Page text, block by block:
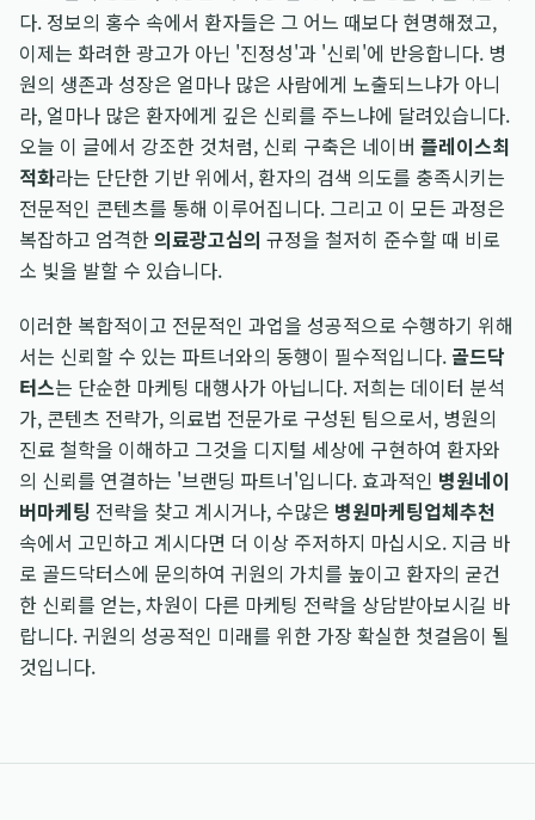
다. 정보의 홍수 속에서 환자들은 그 어느 때보다 현명해졌고,
이제는 화려한 광고가 아닌 '진정성'과 '신뢰'에 반응합니다. 병
원의 생존과 성장은 얼마나 많은 사람에게 노출되느냐가 아니
라, 얼마나 많은 환자에게 깊은 신뢰를 주느냐에 달려있습니다.
오늘 이 글에서 강조한 것처럼, 신뢰 구축은 네이버 플레이스최
적화라는 단단한 기반 위에서, 환자의 검색 의도를 충족시키는
전문적인 콘텐츠를 통해 이루어집니다. 그리고 이 모든 과정은
복잡하고 엄격한의료광고심의 규정을 철저히 준수할 때 비로
소 빛을 발할 수 있습니다.
이러한 복합적이고 전문적인 과업을 성공적으로 수행하기 위해
서는 신뢰할 수 있는 파트너와의 동행이 필수적입니다. 골드닥
터스는 단순한 마케팅 대행사가 아닙니다. 저희는 데이터 분석
가, 콘텐츠 전략가, 의료법 전문가로 구성된 팀으로서, 병원의
진료 철학을 이해하고 그것을 디지털 세상에 구현하여 환자와
의 신뢰를 연결하는 '브랜딩 파트너'입니다. 효과적인 병원네이
버마케팅 전략을 찾고 계시거나, 수많은 병원마케팅업체추천
속에서 고민하고 계시다면 더 이상 주저하지 마십시오. 지금 바
로 골드닥터스에 문의하여 귀원의 가치를 높이고 환자의 굳건
한 신뢰를 얻는, 차원이 다른 마케팅 전략을 상담받아보시길 바
랍니다. 귀원의 성공적인 미래를 위한 가장 확실한 첫걸음이 될
것입니다.